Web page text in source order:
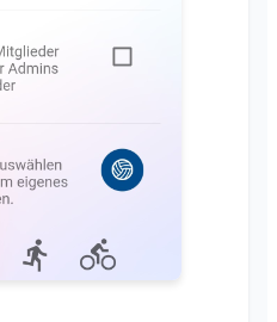
på klubbens hjemmeside